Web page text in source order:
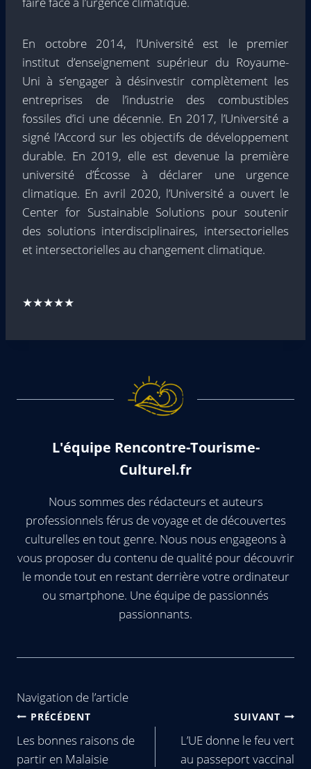
En octobre 2014, l’Université est le premier
institut d’enseignement supérieur du Royaume-
Uni à s’engager à désinvestir complètement les
entreprises de l’industrie des combustibles
fossiles d’ici une décennie. En 2017, l’Université a
signé l’Accord sur les objectifs de développement
durable. En 2019, elle est devenue la première
université d’Écosse à déclarer une urgence
climatique. En avril 2020, l’Université a ouvert le
Center for Sustainable Solutions pour soutenir
des solutions interdisciplinaires, intersectorielles
et intersectorielles au changement climatique.
★★★★★
L'équipe Rencontre-Tourisme-
Culturel.fr
Nous sommes des rédacteurs et auteurs
professionnels férus de voyage et de découvertes
culturelles en tout genre. Nous nous engageons à
vous proposer du contenu de qualité pour découvrir
le monde tout en restant derrière votre ordinateur
ou smartphone. Une équipe de passionnés
passionnants.
Navigation de l’article
PRÉCÉDENT
Les bonnes raisons de
partir en Malaisie
SUIVANT
L’UE donne le feu vert
au passeport vaccinal